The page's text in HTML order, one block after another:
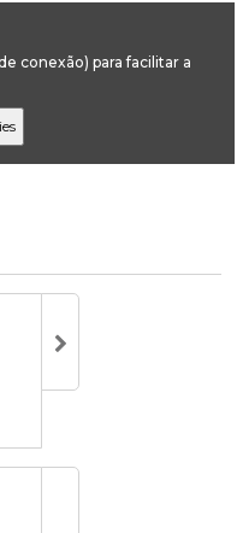
conexão) para facilitar a
Elétrica